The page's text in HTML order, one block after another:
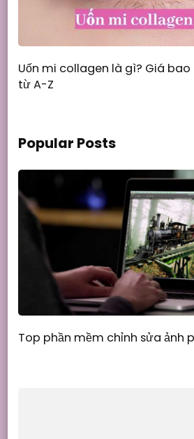
Uốn mi collagen là gì? Giá bao
từ A-Z
Popular Posts
Top phần mềm chỉnh sửa ảnh